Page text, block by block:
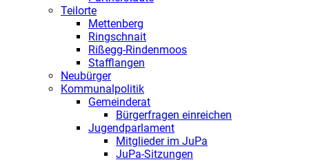
Teilorte
Mettenberg
Ringschnait
Rißegg-Rindenmoos
Stafflangen
Neubürger
Kommunalpolitik
Gemeinderat
Bürgerfragen einreichen
Jugendparlament
Mitglieder im JuPa
JuPa-Sitzungen